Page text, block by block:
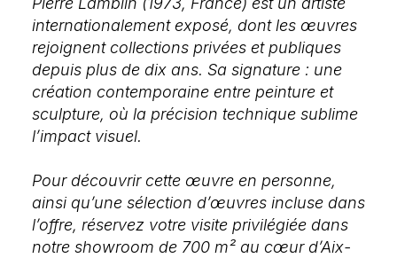
internationalement exposé, dont les œuvres
rejoignent collections privées et publiques
depuis plus de dix ans. Sa signature : une
création contemporaine entre peinture et
sculpture, où la précision technique sublime
l’impact visuel.
Pour découvrir cette œuvre en personne,
ainsi qu’une sélection d’œuvres incluse dans
l’offre, réservez votre visite privilégiée dans
notre showroom de 700 m² au cœur d’Aix-